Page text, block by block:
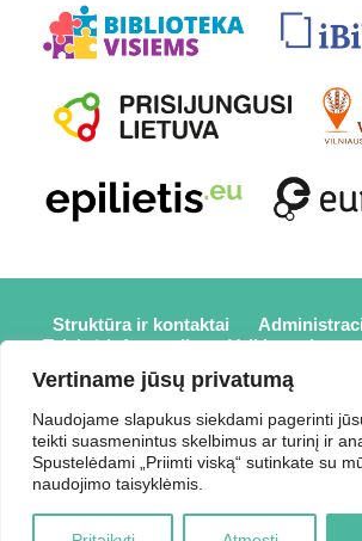
Vertiname jūsų privatumą
Naudojame slapukus siekdami pagerinti
teikti suasmenintus skelbimus ar turinį ir
Spustelėdami „Priimti viską“ sutinkate su
naudojimo taisyklėmis.
Struktūra ir kontaktai
Teisinė informacija
Veiklos sritys
Karjera
Partneriai
Prisijungti
2026 © Elektrėnų savivaldybės
Savivaldybės biudžetinė įstaiga,
Elektrėnai, tel.: +370 648 80 788, el.p.:
Duomenys kaupiami ir saugomi